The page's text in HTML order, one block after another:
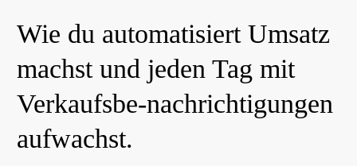
Wie du automatisiert Umsatz
machst und jeden Tag mit
Verkaufsbe-nachrichtigungen
aufwachst.